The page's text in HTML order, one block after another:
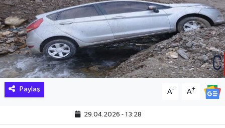
Paylaş A- A+
29.04.2026 - 13:28
İLGİNÇ HABERLER
KADIN
KÜLTÜR SANAT
MAGAZİN
MAKALE